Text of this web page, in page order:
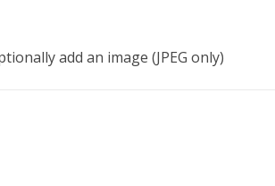
add an image (JPEG only)